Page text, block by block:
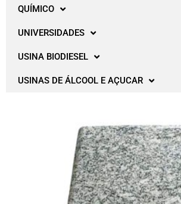
QUÍMICO
UNIVERSIDADES
USINA BIODIESEL
USINAS DE ÁLCOOL E AÇUCAR